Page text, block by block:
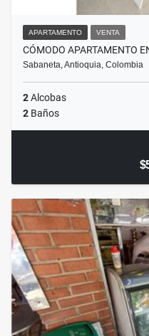
APARTAMENTO VENTA
CÓMODO APARTAMENTO
Sabaneta, Antioquia, Colombia
2Alcobas
2 Baños